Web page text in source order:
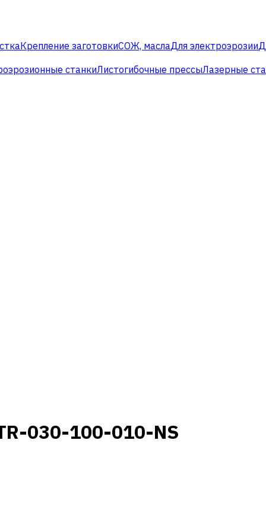
Крепление заготовкиСОЖ, маслаДля электроэрозии
станкиЛистогибочные прессыЛазерные
030-100-010-NS